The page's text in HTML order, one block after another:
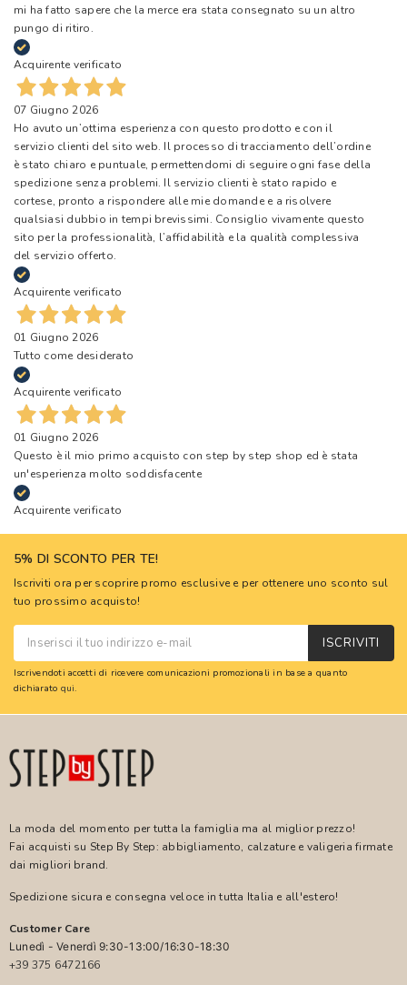
mi ha fatto sapere che la merce era stata consegnato su un altro
pungo di ritiro.
Acquirente verificato
07 Giugno 2026
Ho avuto un’ottima esperienza con questo prodotto e con il
servizio clienti del sito web. Il processo di tracciamento dell’ordine
è stato chiaro e puntuale, permettendomi di seguire ogni fase della
spedizione senza problemi. Il servizio clienti è stato rapido e
cortese, pronto a rispondere alle mie domande e a risolvere
qualsiasi dubbio in tempi brevissimi. Consiglio vivamente questo
sito per la professionalità, l’affidabilità e la qualità complessiva
del servizio offerto.
Acquirente verificato
01 Giugno 2026
Tutto come desiderato
Acquirente verificato
01 Giugno 2026
Questo è il mio primo acquisto con step by step shop ed è stata
un'esperienza molto soddisfacente
Acquirente verificato
5% DI SCONTO PER TE!
Iscriviti ora per scoprire promo esclusive e per ottenere uno sconto sul
tuo prossimo acquisto!
ISCRIVITI
Iscrivendoti accetti di ricevere comunicazioni promozionali in base a quanto
dichiarato qui.
La moda del momento per tutta la famiglia ma al miglior prezzo!
Fai acquisti su Step By Step: abbigliamento, calzature e valigeria firmate
dai migliori brand.
Spedizione sicura e consegna veloce in tutta Italia e all'estero!
Customer Care
Lunedì - Venerdì 9:30-13:00/16:30-18:30
+39 375 6472166